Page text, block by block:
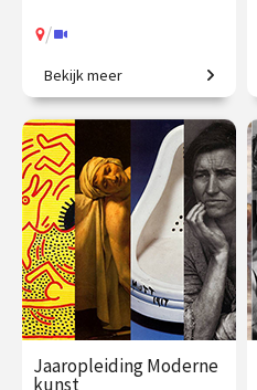
/
Beeldbetekenis in de kunst.
€ 345.00
vanaf 22
sep.
/ Op locatie of online
Bekijk meer
Jaaropleiding Moderne
kunst